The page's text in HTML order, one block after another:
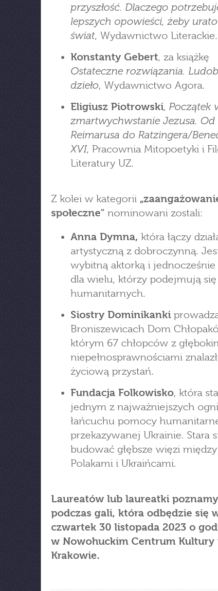
przyszłość. Dlaczego
lepszych opowieści, żeby
świat, Wydawnictwo Literackie.
Konstanty Gebert, za książkę
Ostateczne rozwiązania.
dzieło, Wydawnictwo Agora.
Eligiusz Piotrowski, Początek
zmartwychwstanie Jezusa. Od
Reimarusa do Ratzingera/
XVI, Pracownia Mitopoetyki i
Literatury UZ.
Z kolei w kategorii
społeczne" nominowani zostali:
Anna Dymna, która łączy
artystyczną z dobroczynną.
wybitną aktorką i
dla wielu, którzy podejmują się
humanitarnych.
Siostry Dominikanki
Broniszewicach Dom
którym 67 chłopców z
niepełnosprawnościami
życiową przystań.
Fundacja Folkowisko, która
jednym z najważniejszych
łańcuchu pomocy
przekazywanej Ukrainie. Stara
budować głębsze więzi między
Polakami i Ukraińcami.
Laureatów lub laureatki poznamy
podczas gali, która odbędzie się
czwartek 30 listopada 2023 o
w Nowohuckim Centrum Kultury
Krakowie.